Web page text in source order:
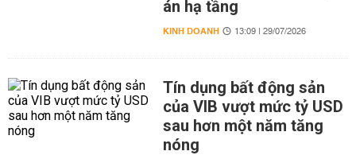
án hạ tầng
KINH DOANH 13:09 | 29/07/2026
Tín dụng bất động sản
của VIB vượt mức tỷ USD
sau hơn một năm tăng
nóng